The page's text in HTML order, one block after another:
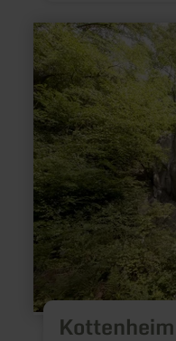
learn
more
about:
Kottenheimer
Winfeld
-
Vulkanparkstation